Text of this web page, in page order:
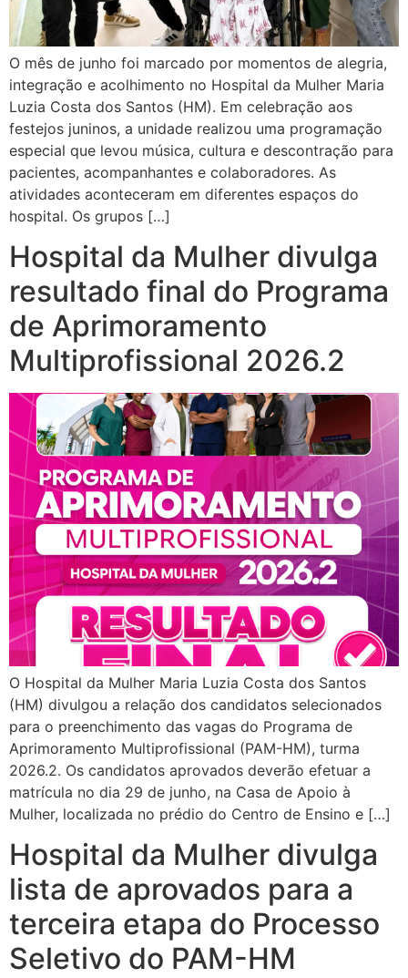
O mês de junho foi marcado por momentos de alegria,
integração e acolhimento no Hospital da Mulher Maria
Luzia Costa dos Santos (HM). Em celebração aos
festejos juninos, a unidade realizou uma programação
especial que levou música, cultura e descontração para
pacientes, acompanhantes e colaboradores. As
atividades aconteceram em diferentes espaços do
hospital. Os grupos […]
Hospital da Mulher divulga
resultado final do Programa
de Aprimoramento
Multiprofissional 2026.2
O Hospital da Mulher Maria Luzia Costa dos Santos
(HM) divulgou a relação dos candidatos selecionados
para o preenchimento das vagas do Programa de
Aprimoramento Multiprofissional (PAM-HM), turma
2026.2. Os candidatos aprovados deverão efetuar a
matrícula no dia 29 de junho, na Casa de Apoio à
Mulher, localizada no prédio do Centro de Ensino e […]
Hospital da Mulher divulga
lista de aprovados para a
terceira etapa do Processo
Seletivo do PAM-HM